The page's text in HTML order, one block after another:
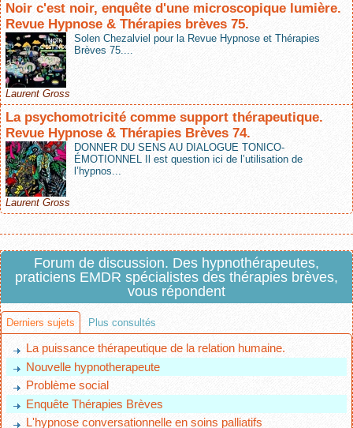
Noir c'est noir, enquête d'une microscopique lumière.
Revue Hypnose & Thérapies brèves 75.
Solen Chezalviel pour la Revue Hypnose et Thérapies
Brèves 75....
Laurent Gross
La psychomotricité comme support thérapeutique.
Revue Hypnose & Thérapies Brèves 74.
DONNER DU SENS AU DIALOGUE TONICO-
ÉMOTIONNEL Il est question ici de l’utilisation de
l’hypnos...
Laurent Gross
Forum de discussion. Des hypnothérapeutes,
praticiens EMDR spécialistes des thérapies brèves,
vous répondent
Derniers sujets Plus consultés
La puissance thérapeutique de la relation humaine.
Nouvelle hypnotherapeute
Problème social
Enquête Thérapies Brèves
L'hypnose conversationnelle en soins palliatifs